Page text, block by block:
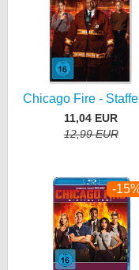
Chicago Fire -
11,04 EUR
12,99 EUR
-